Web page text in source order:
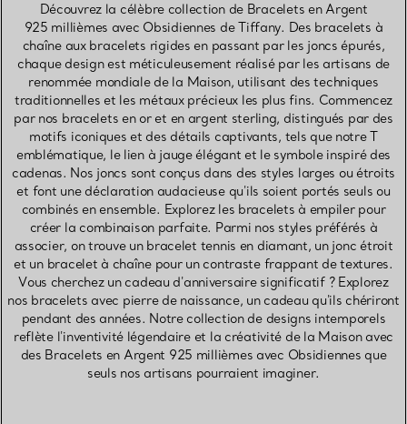
Découvrez la célèbre collection de Bracelets en Argent
925 millièmes avec Obsidiennes de Tiffany. Des bracelets à
chaîne aux bracelets rigides en passant par les joncs épurés,
chaque design est méticuleusement réalisé par les artisans de
renommée mondiale de la Maison, utilisant des techniques
traditionnelles et les métaux précieux les plus fins. Commencez
par nos bracelets en or et en argent sterling, distingués par des
motifs iconiques et des détails captivants, tels que notre T
emblématique, le lien à jauge élégant et le symbole inspiré des
cadenas. Nos joncs sont conçus dans des styles larges ou étroits
et font une déclaration audacieuse qu'ils soient portés seuls ou
combinés en ensemble. Explorez les bracelets à empiler pour
créer la combinaison parfaite. Parmi nos styles préférés à
associer, on trouve un bracelet tennis en diamant, un jonc étroit
et un bracelet à chaîne pour un contraste frappant de textures.
Vous cherchez un cadeau d'anniversaire significatif ? Explorez
nos bracelets avec pierre de naissance, un cadeau qu'ils chériront
pendant des années. Notre collection de designs intemporels
reflète l'inventivité légendaire et la créativité de la Maison avec
des Bracelets en Argent 925 millièmes avec Obsidiennes que
seuls nos artisans pourraient imaginer.